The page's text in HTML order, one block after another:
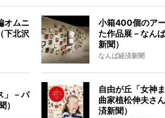
オムニ
下北沢
小箱400個のア
た作品展－なん
新聞）
なんば経済新聞
」－パ
）
自由が丘「女神
曲家植松伸夫さ
済新聞）